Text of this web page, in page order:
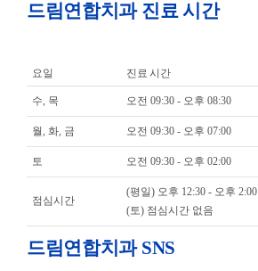
드림연합치과 진료 시간
요일 진료 시간
수, 목 오전 09:30 - 오후 08:30
월, 화, 금 오전 09:30 - 오후 07:00
토 오전 09:30 - 오후 02:00
점심시간
(평일) 오후 12:30 - 오후 2:00
(토) 점심시간 없음
드림연합치과 SNS